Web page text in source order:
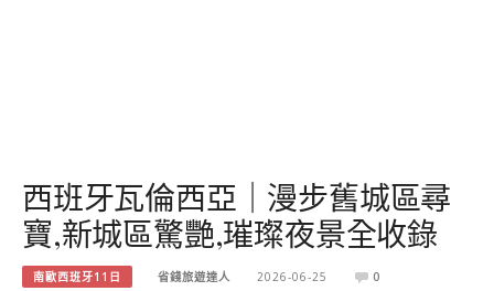
西班牙瓦倫西亞｜漫步舊城區尋
寶,新城區驚艷,璀璨夜景全收錄
南歐西班牙11日 省錢旅遊達人 2026-06-25 0